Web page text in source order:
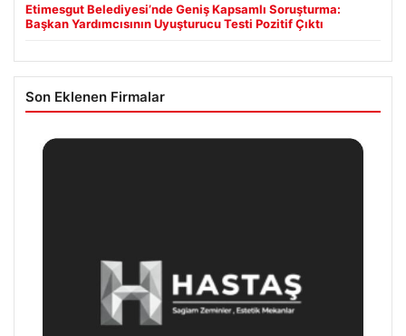
Etimesgut Belediyesi’nde Geniş Kapsamlı Soruşturma:
Başkan Yardımcısının Uyuşturucu Testi Pozitif Çıktı
Son Eklenen Firmalar